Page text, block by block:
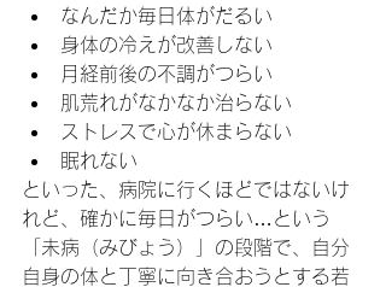
​なんだか毎日体がだるい
身体の冷えが改善しない
​月経前後の不調がつらい
​肌荒れがなかなか治らない
​ストレスで心が休まらない
眠れない
​といった、病院に行くほどではないけ
れど、確かに毎日がつらい…という
「未病（みびょう）」の段階で、自分
自身の体と丁寧に向き合おうとする若